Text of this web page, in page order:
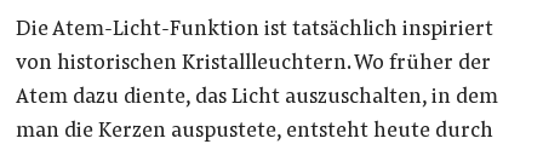
Die Atem-Licht-Funktion ist tatsächlich inspiriert
von historischen Kristallleuchtern. Wo früher der
Atem dazu diente, das Licht auszuschalten, in dem
man die Kerzen auspustete, entsteht heute durch